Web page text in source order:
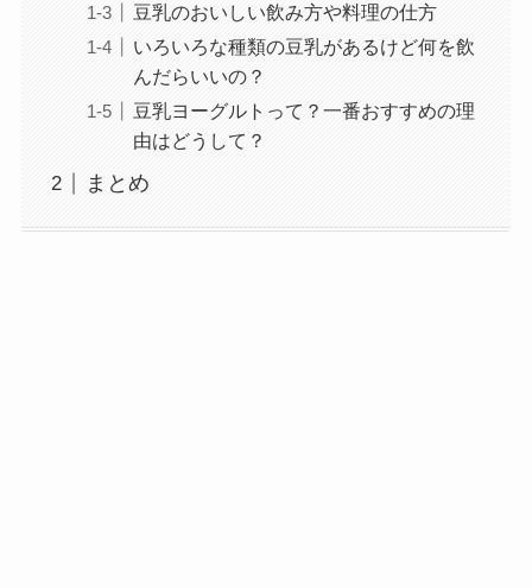
豆乳のおいしい飲み方や料理の仕方
いろいろな種類の豆乳があるけど何を飲
んだらいいの？
豆乳ヨーグルトって？一番おすすめの理
由はどうして？
まとめ